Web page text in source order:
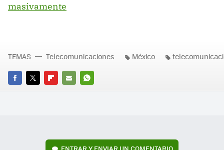
masivamente
FACEBOOK
TWITTERFLIPBOARD
E-
WHATSAPP
TEMAS Telecomunicaciones México
ENTRAR Y ENVIAR UN COMENTARIO